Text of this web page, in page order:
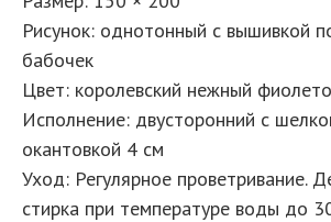
Рисунок: однотонный с вышивкой
бабочек
Цвет: королевский нежный
Исполнение: двусторонний с
окантовкой 4 см
Уход: Регулярное проветривание.
стирка при температуре воды до